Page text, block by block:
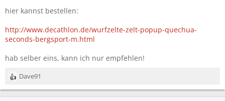
hier kannst bestellen:
http://www.decathlon.de/wurfzelte-zelt-popup-quechua-
seconds-bergsport-m.html
hab selber eins, kann ich nur empfehlen!
R
e
Dave91